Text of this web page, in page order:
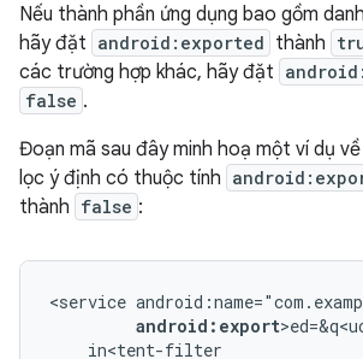
Nếu thành phần ứng dụng bao gồm
hãy đặt android:exported thành
các trường hợp khác, hãy đặt
false .
Đoạn mã sau đây minh hoạ một ví dụ
lọc ý định có thuộc tính
thành false :
<service
android:export